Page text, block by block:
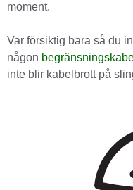
moment.
Var försiktig bara så du
någon
inte blir kabelbrott på